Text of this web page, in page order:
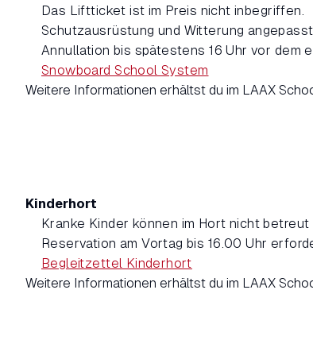
Das Liftticket ist im Preis nicht inbegriffen.
Schutzausrüstung und Witterung
Annullation bis spätestens 16 Uhr vor dem
Snowboard School System
Weitere Informationen erhältst du im LAAX
Kinderhort
Kranke Kinder können im Hort nicht betreut
Reservation am Vortag bis 16.00 Uhr
Begleitzettel Kinderhort
Weitere Informationen erhältst du im LAAX